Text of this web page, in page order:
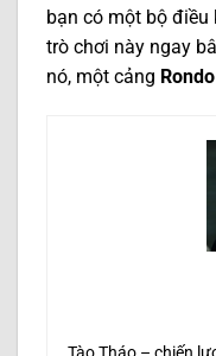
bạn có một bộ điều
trò chơi này ngay
nó, một cảng
Tào Tháo – chiến